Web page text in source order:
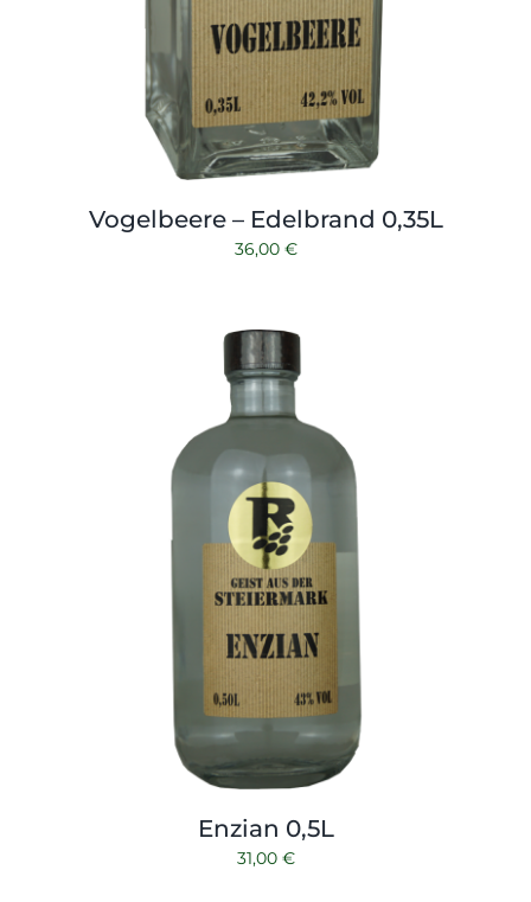
Vogelbeere – Edelbrand 0,35L
36,00 €
Enzian 0,5L
31,00 €